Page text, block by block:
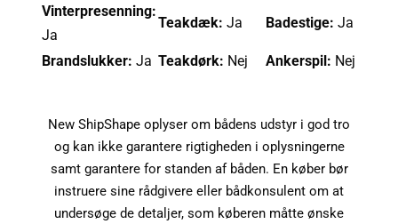
Vinterpresenning:
Ja
Teakdæk: Ja Badestige: Ja
Brandslukker: Ja Teakdørk: Nej Ankerspil: Nej
New ShipShape oplyser om bådens udstyr i god tro
og kan ikke garantere rigtigheden i oplysningerne
samt garantere for standen af båden. En køber bør
instruere sine rådgivere eller bådkonsulent om at
undersøge de detaljer, som køberen måtte ønske